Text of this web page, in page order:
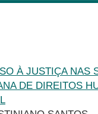
À JUSTIÇA NAS
DE DIREITOS